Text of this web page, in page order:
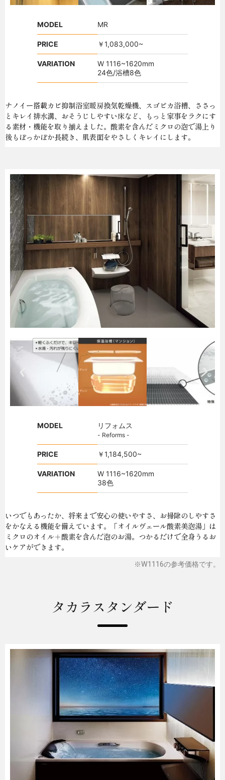
MODEL MR
PRICE ￥1,083,000~
VARIATION
W 1116~1620mm
24色/浴槽8色
ナノイー搭載カビ抑制浴室暖房換気乾燥機、スゴピカ浴槽、ささっ
とキレイ排水溝、おそうじしやすい床など、もっと家事をラクにす
る素材・機能を取り揃えました。酸素を含んだミクロの泡で湯上り
後もぽっかぽか長続き、肌表面をやさしくキレイにします。
MODEL リフォムス
- Reforms -
PRICE ￥1,184,500~
VARIATION
W 1116~1620mm
38色
いつでもあったか、将来まで安心の使いやすさ、お掃除のしやすさ
をかなえる機能を備えています。「オイルヴェール酸素美泡湯」は
ミクロのオイル＋酸素を含んだ泡のお湯。つかるだけで全身うるお
いケアができます。
※W1116の参考価格です。
タカラスタンダード